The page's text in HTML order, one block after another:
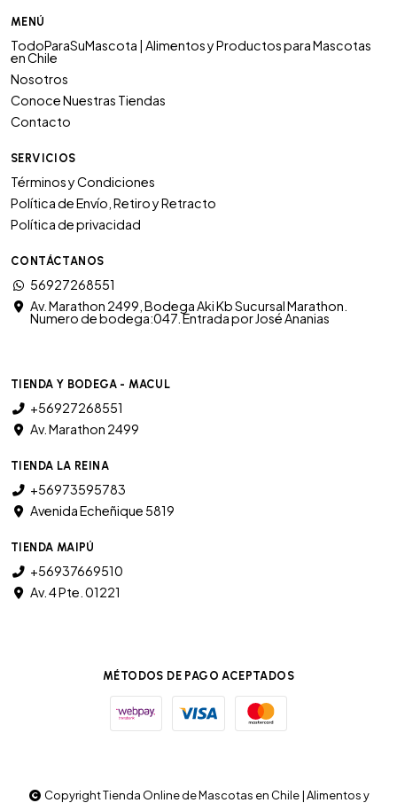
MENÚ
TodoParaSuMascota | Alimentos y Productos para Mascotas
en Chile
Nosotros
Conoce Nuestras Tiendas
Contacto
SERVICIOS
Términos y Condiciones
Política de Envío, Retiro y Retracto
Política de privacidad
CONTÁCTANOS
56927268551
Av. Marathon 2499, Bodega Aki Kb Sucursal Marathon.
Numero de bodega:047. Entrada por José Ananias
TIENDA Y BODEGA - MACUL
+56927268551
Av. Marathon 2499
TIENDA LA REINA
+56973595783
Avenida Echeñique 5819
TIENDA MAIPÚ
+56937669510
Av. 4 Pte. 01221
MÉTODOS DE PAGO ACEPTADOS
Copyright Tienda Online de Mascotas en Chile | Alimentos y